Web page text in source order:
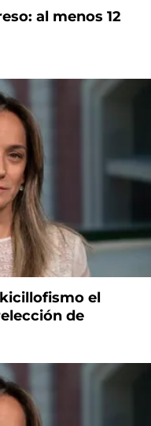
al menos 12
el
de